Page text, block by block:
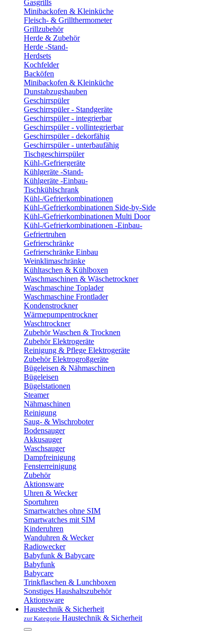
Gasgrills
Minibackofen & Kleinküche
Fleisch- & Grillthermometer
Grillzubehör
Herde & Zubehör
Herde -Stand-
Herdsets
Kochfelder
Backöfen
Minibackofen & Kleinküche
Dunstabzugshauben
Geschirrspüler
Geschirrspüler - Standgeräte
Geschirrspüler - integrierbar
Geschirrspüler - vollintegrierbar
Geschirrspüler - dekorfähig
Geschirrspüler - unterbaufähig
Tischgeschirrspüler
Kühl-/Gefriergeräte
Kühlgeräte -Stand-
Kühlgeräte -Einbau-
Tischkühlschrank
Kühl-/Gefrierkombinationen
Kühl-/Gefrierkombinationen Side-by-Side
Kühl-/Gefrierkombinationen Multi Door
Kühl-/Gefrierkombinationen -Einbau-
Gefriertruhen
Gefrierschränke
Gefrierschränke Einbau
Weinklimaschränke
Kühltaschen & Kühlboxen
Waschmaschinen & Wäschetrockner
Waschmaschine Toplader
Waschmaschine Frontlader
Kondenstrockner
Wärmepumpentrockner
Waschtrockner
Zubehör Waschen & Trocknen
Zubehör Elektrogeräte
Reinigung & Pflege Elektrogeräte
Zubehör Elektrogroßgeräte
Bügeleisen & Nähmaschinen
Bügeleisen
Bügelstationen
Steamer
Nähmaschinen
Reinigung
Saug- & Wischroboter
Bodensauger
Akkusauger
Waschsauger
Dampfreinigung
Fensterreinigung
Zubehör
Aktionsware
Uhren & Wecker
Sportuhren
Smartwatches ohne SIM
Smartwatches mit SIM
Kinderuhren
Wanduhren & Wecker
Radiowecker
Babyfunk & Babycare
Babyfunk
Babycare
Trinkflaschen & Lunchboxen
Sonstiges Haushaltszubehör
Aktionsware
Haustechnik & Sicherheit
zur Kategorie Haustechnik & Sicherheit